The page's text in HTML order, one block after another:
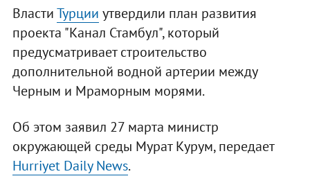
ВластиТурции утвердили план развития
проекта "Канал Стамбул", который
предусматривает строительство
дополнительной водной артерии между
Черным и Мраморным морями.
Об этом заявил 27 марта министр
окружающей среды Мурат Курум, передает
Hurriyet Daily News.